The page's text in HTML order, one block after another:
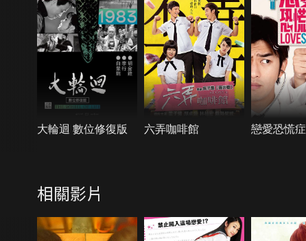
大輪迴 數位修復版 六弄咖啡館 戀愛恐慌症
相關影片